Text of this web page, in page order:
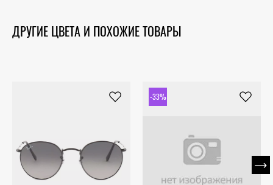
ДРУГИЕ ЦВЕТА И ПОХОЖИЕ ТОВАРЫ
-33%